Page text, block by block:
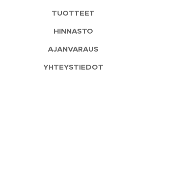
TUOTTEET
HINNASTO
AJANVARAUS
YHTEYSTIEDOT